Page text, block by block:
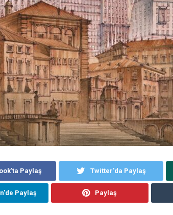
Paylaş Twitter'da Paylaş
Paylaş Paylaş